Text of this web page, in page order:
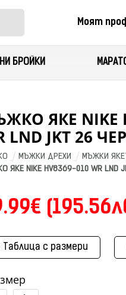
Моят
БРОЙКИ
ЯКЕ NIKE
LND JKT 26
МЪЖКИ ДРЕХИ
МЪЖКИ
ЯКЕ NIKE HV8369-010 WR LND
Таблица с размери